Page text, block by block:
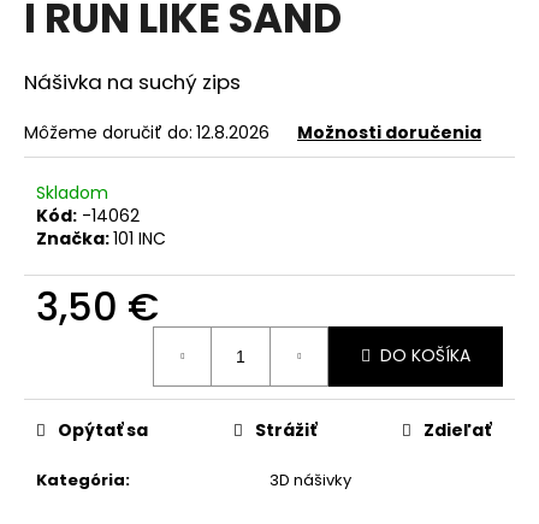
I RUN LIKE SAND
Nášivka na suchý zips
Môžeme doručiť do: 12.8.2026 Možnosti doručenia
Skladom
Kód: -14062
Značka:101 INC
3,50 €
DO KOŠÍKA
Kategória: 3D nášivky
Opýtať sa Strážiť Zdieľať
á
s
ť
?
HĽADAŤ
d
p